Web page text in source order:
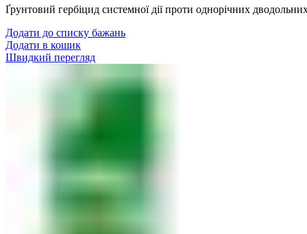
Ґрунтовий гербіцид системної дії проти однорічних
Додати до списку бажань
Додати в кошик
Швидкий перегляд